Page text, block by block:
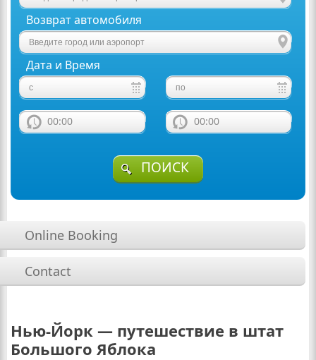
Возврат автомобиля
Дата и Время
00:00 00:00
ПОИСК
Online Booking
Contact
Нью-Йорк — путешествие в штат
Большого Яблока